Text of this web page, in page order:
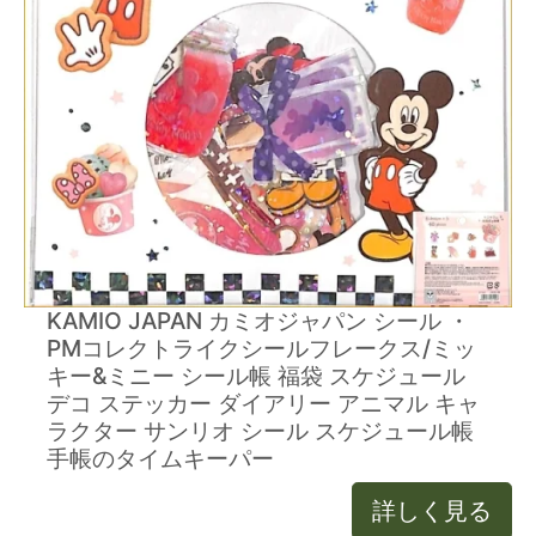
KAMIO JAPAN カミオジャパン シール ・
PMコレクトライクシールフレークス/ミッ
キー&ミニー シール帳 福袋 スケジュール
デコ ステッカー ダイアリー アニマル キャ
ラクター サンリオ シール スケジュール帳
手帳のタイムキーパー
詳しく見る